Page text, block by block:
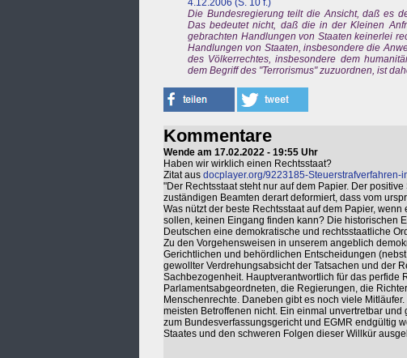
4.12.2006 (S. 10 f.)
Die Bundesregierung teilt die Ansicht, daß es
Das bedeutet nicht, daß die in der Kleinen
gebrachten Handlungen von Staaten keinerlei
Handlungen von Staaten, insbesondere die
des Völkerrechtes, insbesondere dem
dem Begriff des "Terrorismus" zuzuordnen, ist
Kommentare
Wende am 17.02.2022 - 19:55 Uhr
Haben wir wirklich einen Rechtsstaat?
Zitat aus docplayer.org/9223185-
"Der Rechtsstaat steht nur auf dem Papier. Der
zuständigen Beamten derart deformiert, dass vom
Was nützt der beste Rechtsstaat auf dem Papier,
sollen, keinen Eingang finden kann? Die historischen
Deutschen eine demokratische und rechtsstaatliche
Zu den Vorgehensweisen in unserem angeblich
Gerichtlichen und behördlichen Entscheidungen
gewollter Verdrehungsabsicht der Tatsachen und der
Sachbezogenheit. Hauptverantwortlich für das perfide
Parlamentsabgeordneten, die Regierungen, die
Menschenrechte. Daneben gibt es noch viele
meisten Betroffenen nicht. Ein einmal unvertretbar
zum Bundesverfassungsgericht und EGMR endgültig
Staates und den schweren Folgen dieser Willkür